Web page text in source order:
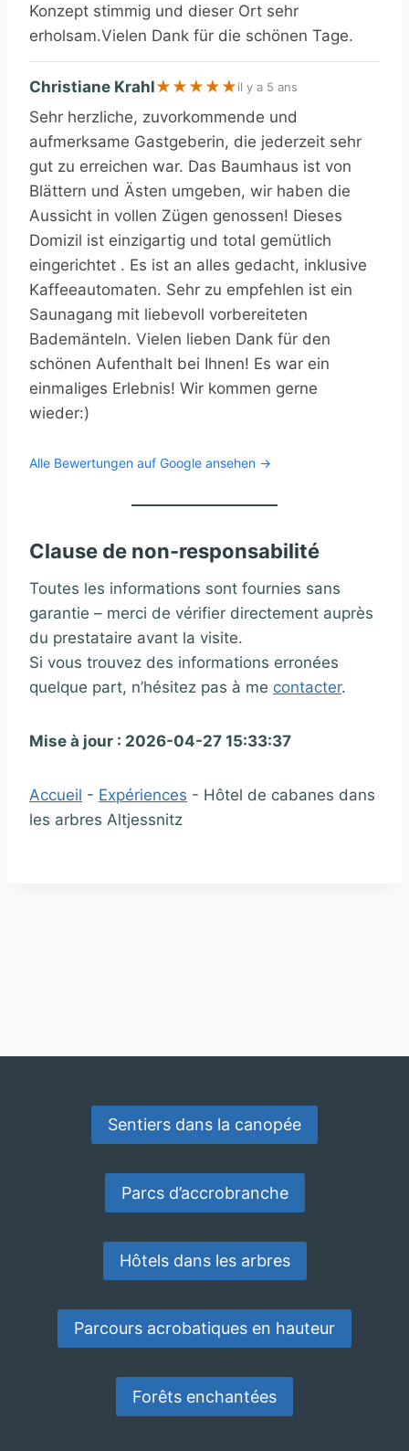
Konzept stimmig und dieser Ort sehr
erholsam.Vielen Dank für die schönen Tage.
Christiane Krahl★ ★ ★ ★ ★il y a 5 ans
Sehr herzliche, zuvorkommende und
aufmerksame Gastgeberin, die jederzeit sehr
gut zu erreichen war. Das Baumhaus ist von
Blättern und Ästen umgeben, wir haben die
Aussicht in vollen Zügen genossen! Dieses
Domizil ist einzigartig und total gemütlich
eingerichtet . Es ist an alles gedacht, inklusive
Kaffeeautomaten. Sehr zu empfehlen ist ein
Saunagang mit liebevoll vorbereiteten
Bademänteln. Vielen lieben Dank für den
schönen Aufenthalt bei Ihnen! Es war ein
einmaliges Erlebnis! Wir kommen gerne
wieder:)
Alle Bewertungen auf Google ansehen →
Clause de non-responsabilité
Toutes les informations sont fournies sans
garantie – merci de vérifier directement auprès
du prestataire avant la visite.
Si vous trouvez des informations erronées
quelque part, n’hésitez pas à me contacter.
Mise à jour : 2026-04-27 15:33:37
Accueil - Expériences - Hôtel de cabanes dans
les arbres Altjessnitz
Sentiers dans la canopée
Parcs d’accrobranche
Hôtels dans les arbres
Parcours acrobatiques en hauteur
Forêts enchantées